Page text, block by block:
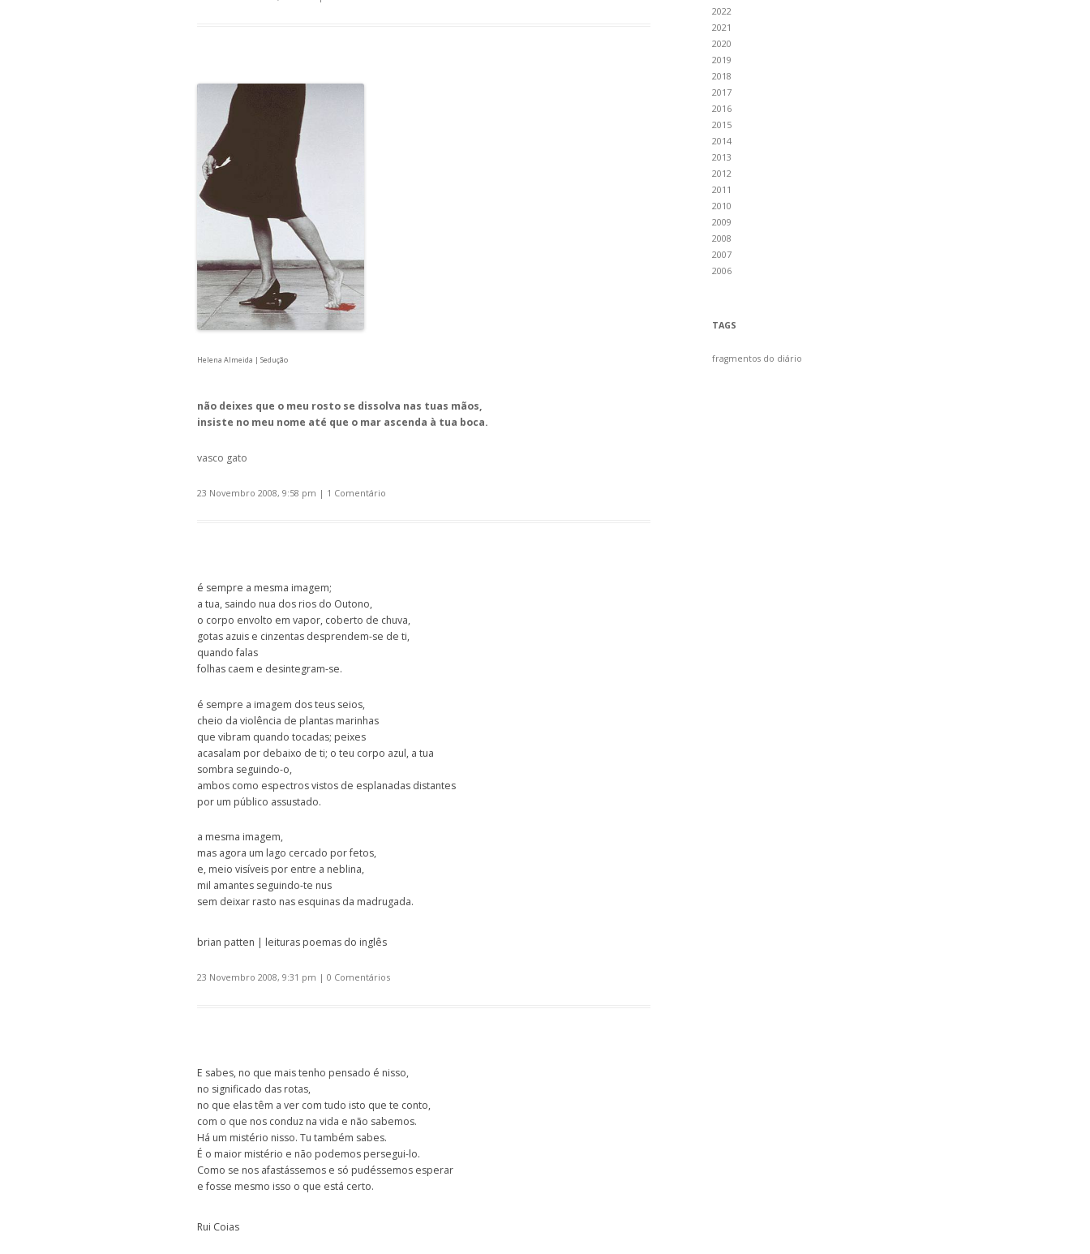
Helena Almeida | Sedução
não deixes que o meu rosto se dissolva nas tuas mãos,
insiste no meu nome até que o mar ascenda à tua boca.
vasco gato
23 Novembro 2008, 9:58 pm | 1 Comentário
é sempre a mesma imagem;
a tua, saindo nua dos rios do Outono,
o corpo envolto em vapor, coberto de chuva,
gotas azuis e cinzentas desprendem-se de ti,
quando falas
folhas caem e desintegram-se.
é sempre a imagem dos teus seios,
cheio da violência de plantas marinhas
que vibram quando tocadas; peixes
acasalam por debaixo de ti; o teu corpo azul, a tua
sombra seguindo-o,
ambos como espectros vistos de esplanadas distantes
por um público assustado.
a mesma imagem,
mas agora um lago cercado por fetos,
e, meio visíveis por entre a neblina,
mil amantes seguindo-te nus
sem deixar rasto nas esquinas da madrugada.
brian patten | leituras poemas do inglês
23 Novembro 2008, 9:31 pm | 0 Comentários
E sabes, no que mais tenho pensado é nisso,
no significado das rotas,
no que elas têm a ver com tudo isto que te conto,
com o que nos conduz na vida e não sabemos.
Há um mistério nisso. Tu também sabes.
É o maior mistério e não podemos persegui-lo.
Como se nos afastássemos e só pudéssemos esperar
e fosse mesmo isso o que está certo.
Rui Coias
2022
2021
2020
2019
2018
2017
2016
2015
2014
2013
2012
2011
2010
2009
2008
2007
2006
TAGS
fragmentos do diário